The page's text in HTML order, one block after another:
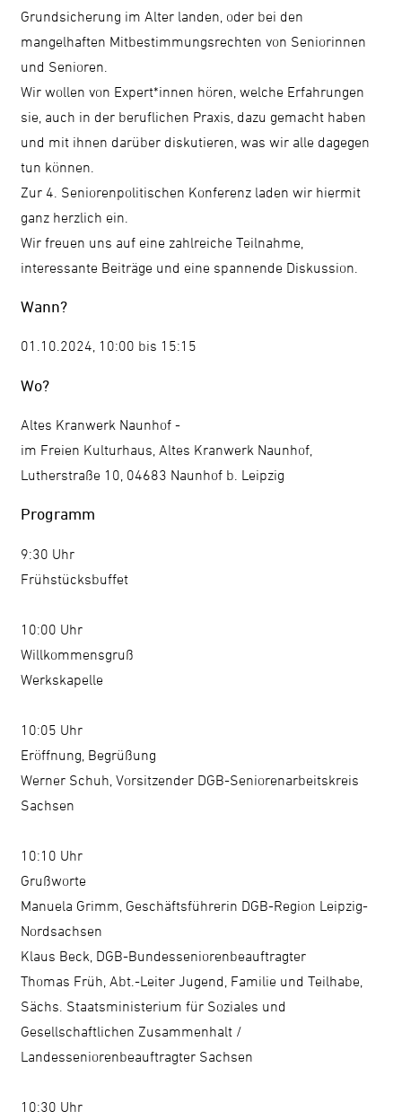
Grundsicherung im Alter landen, oder bei den
mangelhaften Mitbestimmungsrechten von Seniorinnen
und Senioren.
Wir wollen von Expert*innen hören, welche Erfahrungen
sie, auch in der beruflichen Praxis, dazu gemacht haben
und mit ihnen darüber diskutieren, was wir alle dagegen
tun können.
Zur 4. Seniorenpolitischen Konferenz laden wir hiermit
ganz herzlich ein.
Wir freuen uns auf eine zahlreiche Teilnahme,
interessante Beiträge und eine spannende Diskussion.
Wann?
01.10.2024, 10:00 bis 15:15
Wo?
Altes Kranwerk Naunhof -
im Freien Kulturhaus, Altes Kranwerk Naunhof,
Lutherstraße 10, 04683 Naunhof b. Leipzig
Programm
9:30 Uhr
Frühstücksbuffet
10:00 Uhr
Willkommensgruß
Werkskapelle
10:05 Uhr
Eröffnung, Begrüßung
Werner Schuh, Vorsitzender DGB-Seniorenarbeitskreis
Sachsen
10:10 Uhr
Grußworte
Manuela Grimm, Geschäftsführerin DGB-Region Leipzig-
Nordsachsen
Klaus Beck, DGB-Bundesseniorenbeauftragter
Thomas Früh, Abt.-Leiter Jugend, Familie und Teilhabe,
Sächs. Staatsministerium für Soziales und
Gesellschaftlichen Zusammenhalt /
Landesseniorenbeauftragter Sachsen
10:30 Uhr